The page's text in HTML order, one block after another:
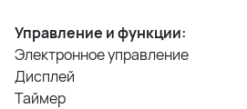
Управление и функции:
Электронное управление
Дисплей
Таймер